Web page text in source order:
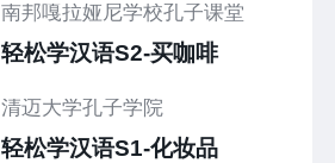
南邦嘎拉娅尼学校孔子课堂
轻松学汉语S2-买咖啡
清迈大学孔子学院
轻松学汉语S1-化妆品